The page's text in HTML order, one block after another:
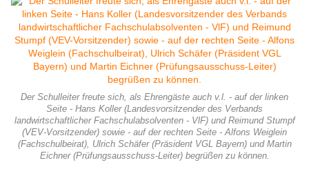
Der Schulleiter freute sich, als Ehrengäste auch v.l. - auf der linken
Seite - Hans Koller (Landesvorsitzender des Verbands
landwirtschaftlicher Fachschulabsolventen - VlF) und Reimund Stumpf
(VEV-Vorsitzender) sowie - auf der rechten Seite - Alfons Weiglein
(Fachschulbeirat), Ulrich Schäfer (Präsident VGL Bayern) und Martin
Eichner (Prüfungsausschuss-Leiter) begrüßen zu können.